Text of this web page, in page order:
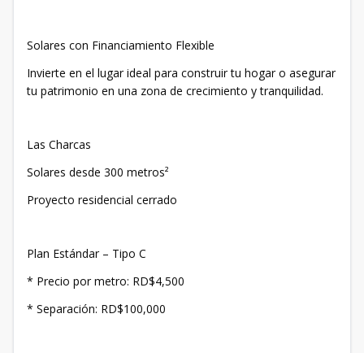
Solares con Financiamiento Flexible
Invierte en el lugar ideal para construir tu hogar o asegurar
tu patrimonio en una zona de crecimiento y tranquilidad.
Las Charcas
Solares desde 300 metros²
Proyecto residencial cerrado
Plan Estándar – Tipo C
* Precio por metro: RD$4,500
* Separación: RD$100,000